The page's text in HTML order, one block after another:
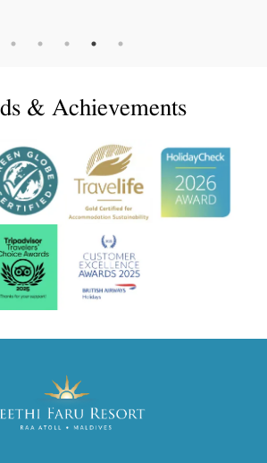
& Achievements